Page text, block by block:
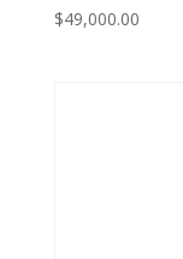
$49,000.00